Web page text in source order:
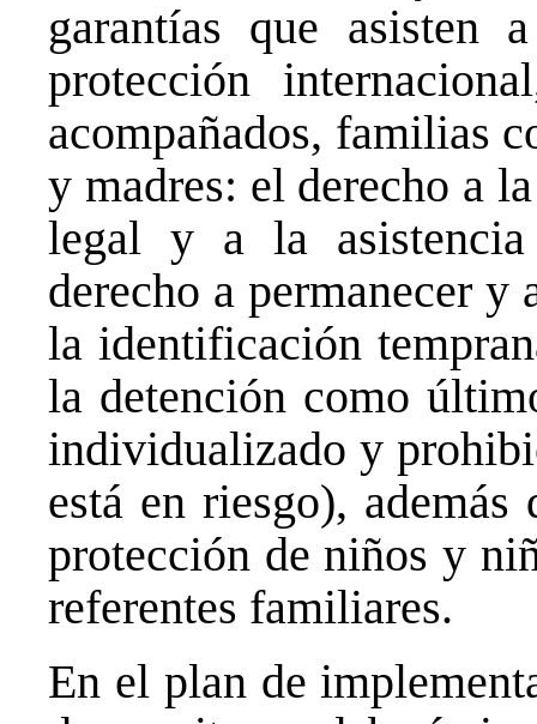
garantías que asisten
protección
acompañados, familias
y madres: el derecho a
legal y a la
derecho a permanecer y
la identificación
la detención como
individualizado y
está en riesgo), además
protección de niños y
referentes familiares.
En el plan de